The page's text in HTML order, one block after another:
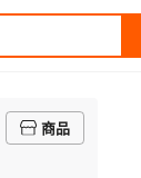
商品